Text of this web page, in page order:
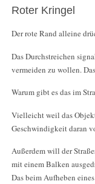
Roter Kringel
Der rote Rand alleine
Das Durchstreichen
vermeiden zu wollen.
Warum gibt es das im
Vielleicht weil das
Geschwindigkeit daran
Außerdem will der
mit einem Balken
Das beim Aufheben